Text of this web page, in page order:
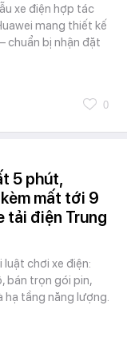
xe điện hợp tác
mang thiết kế
chuẩn bị nhận đặt
0
5 phút,
mất tới 9
tải điện Trung
luật chơi xe điện:
bán trọn gói pin,
hạ tầng năng lượng.